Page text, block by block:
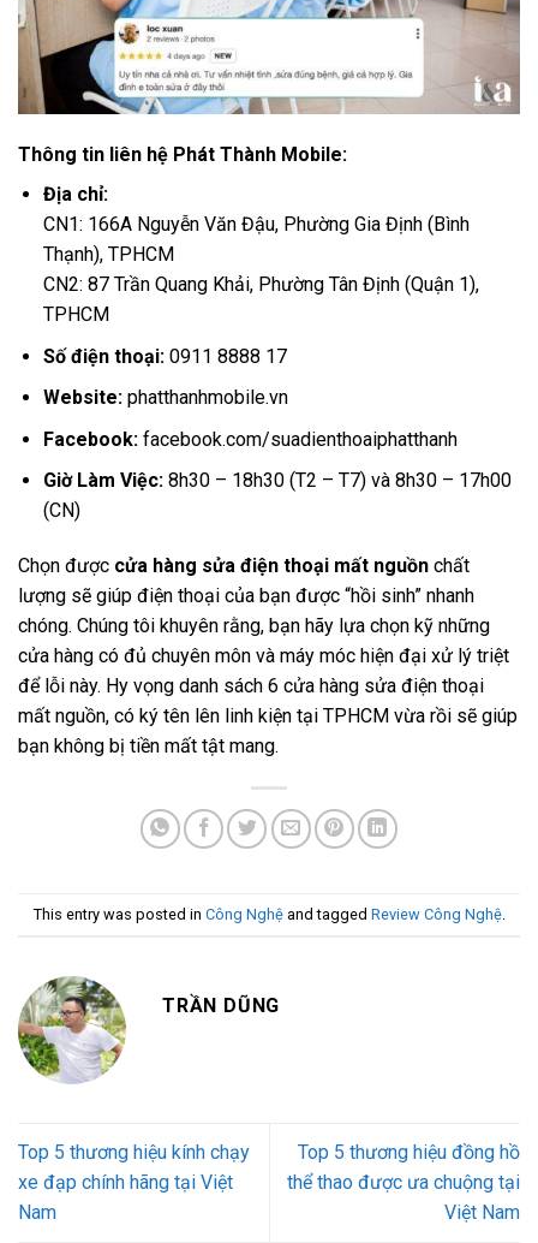
Thông tin liên hệ Phát Thành Mobile:
Địa chỉ:
CN1: 166A Nguyễn Văn Đậu, Phường Gia Định (Bình
Thạnh), TPHCM
CN2: 87 Trần Quang Khải, Phường Tân Định (Quận 1),
TPHCM
Số điện thoại:0911 8888 17
Website:phatthanhmobile.vn
Facebook: facebook.com/suadienthoaiphatthanh
Giờ Làm Việc: 8h30 – 18h30 (T2 – T7) và 8h30 – 17h00
(CN)
Chọn được cửa hàng sửa điện thoại mất nguồn chất
lượng sẽ giúp điện thoại của bạn được “hồi sinh” nhanh
chóng. Chúng tôi khuyên rằng, bạn hãy lựa chọn kỹ những
cửa hàng có đủ chuyên môn và máy móc hiện đại xử lý triệt
để lỗi này. Hy vọng danh sách 6 cửa hàng sửa điện thoại
mất nguồn, có ký tên lên linh kiện tại TPHCM vừa rồi sẽ giúp
bạn không bị tiền mất tật mang.
This entry was posted in Công Nghệand tagged Review Công Nghệ.
TRẦN DŨNG
Top 5 thương hiệu kính chạy
xe đạp chính hãng tại Việt
Nam
Top 5 thương hiệu đồng hồ
thể thao được ưa chuộng tại
Việt Nam